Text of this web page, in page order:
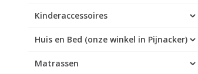
Kinderaccessoires
Huis en Bed (onze winkel in Pijnacker)
Matrassen